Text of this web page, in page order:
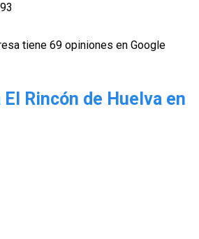
tiene 69 opiniones en Google
Rincón de Huelva en